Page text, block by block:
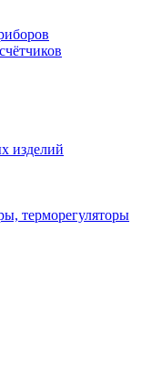
изделий
терморегуляторы